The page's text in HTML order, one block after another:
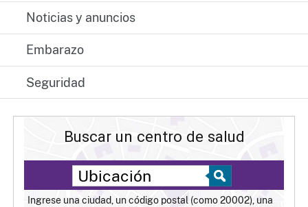
Noticias y anuncios
Embarazo
Seguridad
Buscar un centro de salud
Ingrese una ciudad, un código postal (como 20002), una